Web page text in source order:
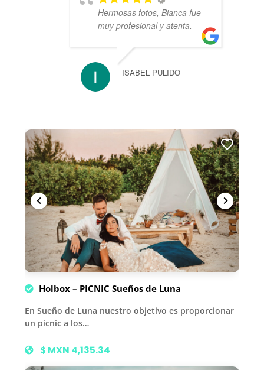
Hermosas fotos, Bianca fue
muy profesional y atenta.
ISABEL PULIDO
Holbox – PICNIC Sueños de Luna
En Sueño de Luna nuestro objetivo es proporcionar
un picnic a los…
$ MXN 4,135.34